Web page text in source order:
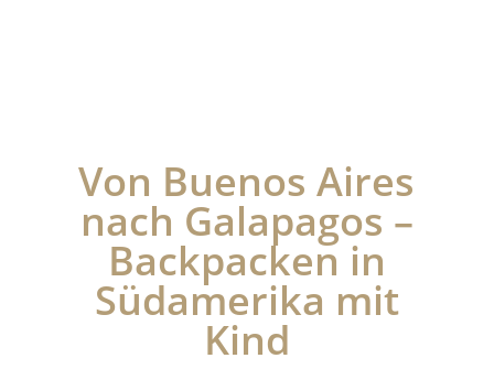
Von Buenos Aires
nach Galapagos –
Backpacken in
Südamerika mit
Kind